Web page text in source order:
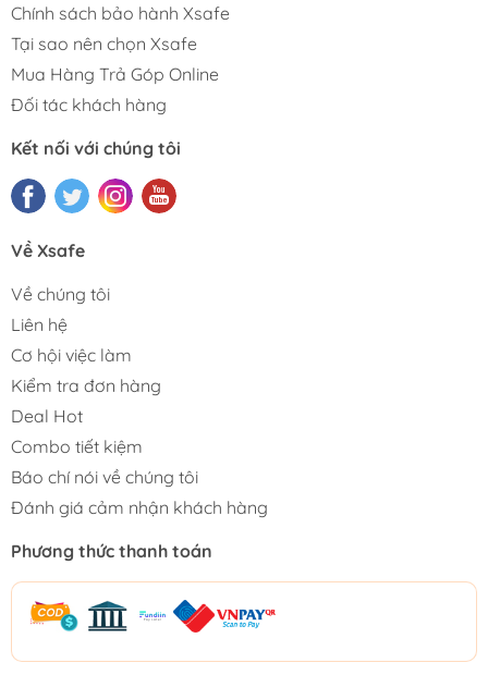
Chính sách bảo hành Xsafe
Tại sao nên chọn Xsafe
Mua Hàng Trả Góp Online
Đối tác khách hàng
Kết nối với chúng tôi
Về Xsafe
Về chúng tôi
Liên hệ
Cơ hội việc làm
Kiểm tra đơn hàng
Deal Hot
Combo tiết kiệm
Báo chí nói về chúng tôi
Đánh giá cảm nhận khách hàng
Phương thức thanh toán